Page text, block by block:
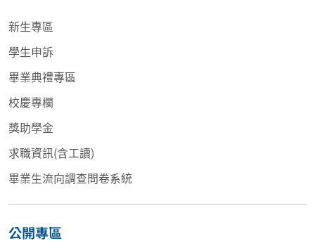
新生專區
學生申訴
畢業典禮專區
校慶專欄
獎助學金
求職資訊(含工讀)
畢業生流向調查問卷系統
公開專區